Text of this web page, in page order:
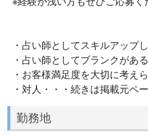
・占い師としてスキルアップ
・占い師としてブランクがあ
・お客様満足度を大切に考え
・対人・・・続きは掲載元ペ
勤務地